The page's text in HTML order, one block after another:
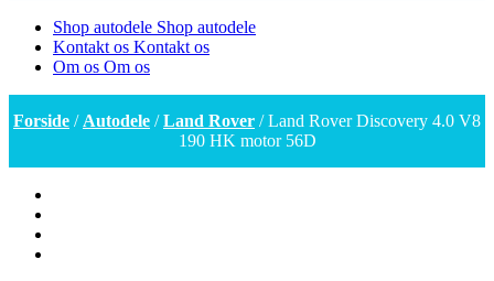
Shop autodele Shop autodele
Kontakt os Kontakt os
Om os Om os
Forside / Autodele /Land Rover / Land Rover Discovery 4.0 V8
190 HK motor 56D